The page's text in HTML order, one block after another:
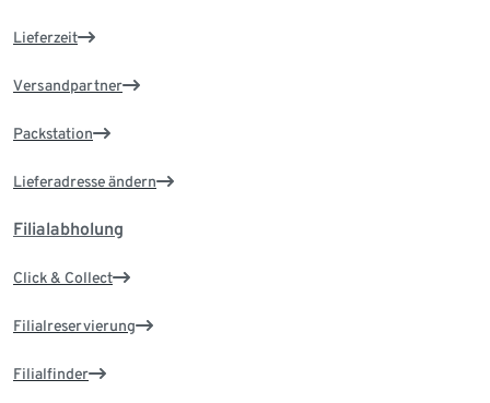
Lieferzeit
Versandpartner
Packstation
Lieferadresse ändern
Filialabholung
Click & Collect
Filialreservierung
Filialfinder